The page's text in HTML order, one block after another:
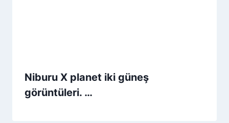
Niburu X planet iki güneş
görüntüleri. …